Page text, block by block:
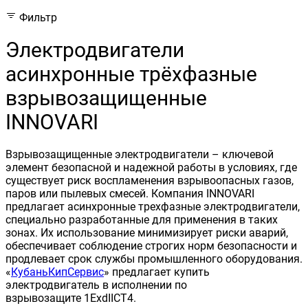
Фильтр
Электродвигатели
асинхронные трёхфазные
взрывозащищенные
INNOVARI
Взрывозащищенные электродвигатели – ключевой
элемент безопасной и надежной работы в условиях, где
существует риск воспламенения взрывоопасных газов,
паров или пылевых смесей. Компания INNOVARI
предлагает асинхронные трехфазные электродвигатели,
специально разработанные для применения в таких
зонах. Их использование минимизирует риски аварий,
обеспечивает соблюдение строгих норм безопасности и
продлевает срок службы промышленного оборудования.
«КубаньКипСервис» предлагает купить
электродвигатель в исполнении по
взрывозащите 1ExdIICT4.